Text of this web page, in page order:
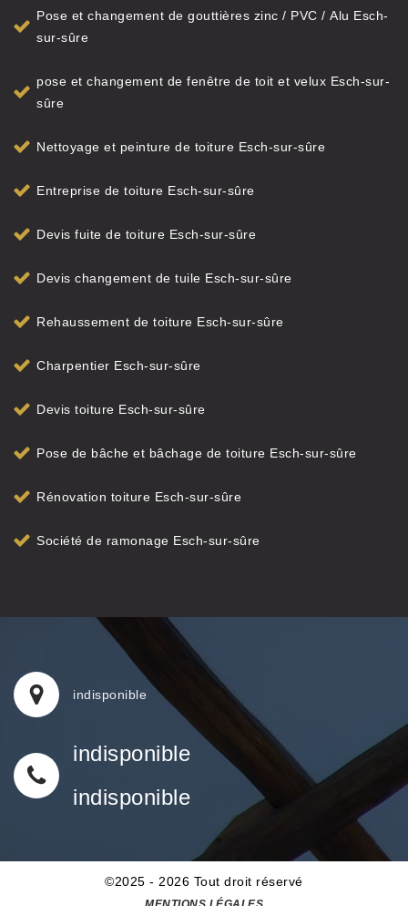
Pose et changement de gouttières zinc / PVC / Alu Esch-
sur-sûre
pose et changement de fenêtre de toit et velux Esch-sur-
sûre
Nettoyage et peinture de toiture Esch-sur-sûre
Entreprise de toiture Esch-sur-sûre
Devis fuite de toiture Esch-sur-sûre
Devis changement de tuile Esch-sur-sûre
Rehaussement de toiture Esch-sur-sûre
Charpentier Esch-sur-sûre
Devis toiture Esch-sur-sûre
Pose de bâche et bâchage de toiture Esch-sur-sûre
Rénovation toiture Esch-sur-sûre
Société de ramonage Esch-sur-sûre
indisponible
indisponible
indisponible
©2025 - 2026 Tout droit réservé